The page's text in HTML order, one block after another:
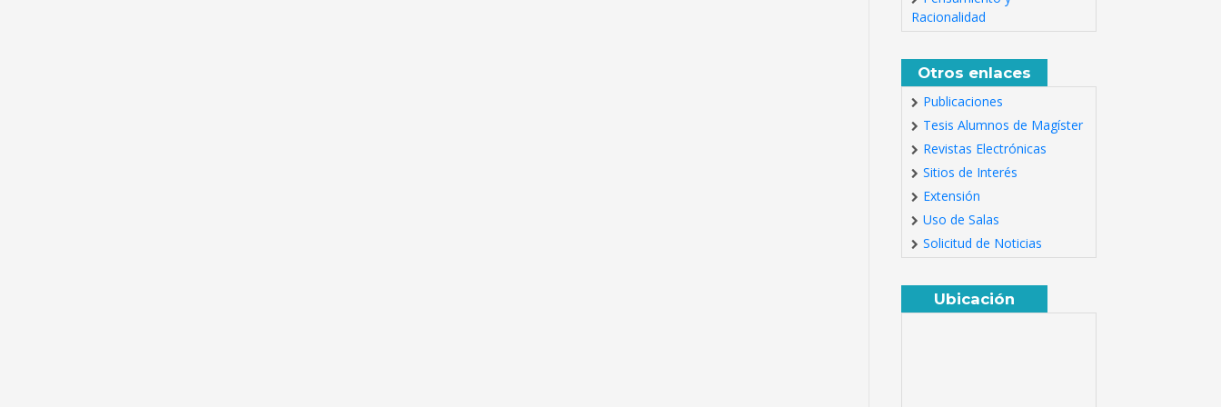
Racionalidad
Otros enlaces
Publicaciones
Tesis Alumnos de Magíster
Revistas Electrónicas
Sitios de Interés
Extensión
Uso de Salas
Solicitud de Noticias
Ubicación